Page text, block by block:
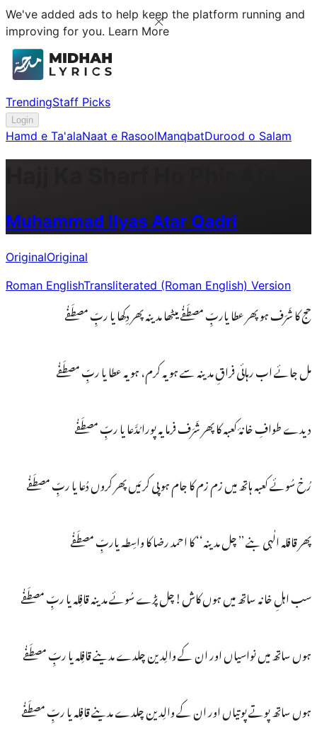
We've added ads to help keep the platform running and
improving for you. Learn More
TrendingStaff Picks
Login
Hamd e Ta'alaNaat e RasoolManqbatDurood o Salam
Muhammad Ilyas Atar Qadri
OriginalOriginal
Roman EnglishTransliterated (Roman English) Version
حج کا شَرَف ہو پھر عطا یاربِّ مصطَفٰے میٹھا مدینہ پھر دِکھا یا ربِّ مصطَفٰے
مل جائے اب رہائی فراقِ مدینہ سے ہو یہ کرم، ہو یہ عطا یا ربِّ مصطَفٰے
دیدے طوافِ خانۂ کعبہ کا پھر شَرَف فرما یہ پورا مُدَّعا یا ربِّ مصطَفٰے
رُخ سُوئے کعبہ ہاتھ میں زم زم کا جام ہو پی کر مَیں پھر کروں دُعا یا ربِّ مصطَفٰے
پھر قافلہ الٰہی بنے ’’ چل مدینہ‘‘ کا احمد رضا کا واسِطہ یاربِّ مصطَفٰے
سب اہلِ خانہ ساتھ میں ہوں کاش!چل پڑے سُوئے مدینہ قافِلہ یا ربِّ مصطَفٰے
ہوں ساتھ میں نواسیاں اور ان کے والِدین چلدے مدینے قافِلہ یا ربِّ مصطَفٰے
ہوں ساتھ پوتے پوتیاں اور ان کے والِدین چلدے مدینے قافِلہ یا ربِّ مصطَفٰے